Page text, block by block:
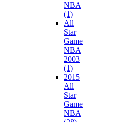
NBA
(1)
All
Star
Game
NBA
2003
(1)
2015
All
Star
Game
NBA